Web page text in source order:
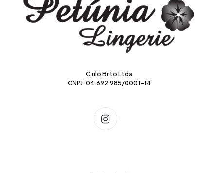
podem
ser
escolhidas
Cirilo Brito Ltda
CNPJ: 04.692.985/0001-14